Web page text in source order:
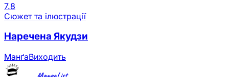
7.8
Сюжет та ілюстрації
Наречена Якудзи
МанґаВиходить